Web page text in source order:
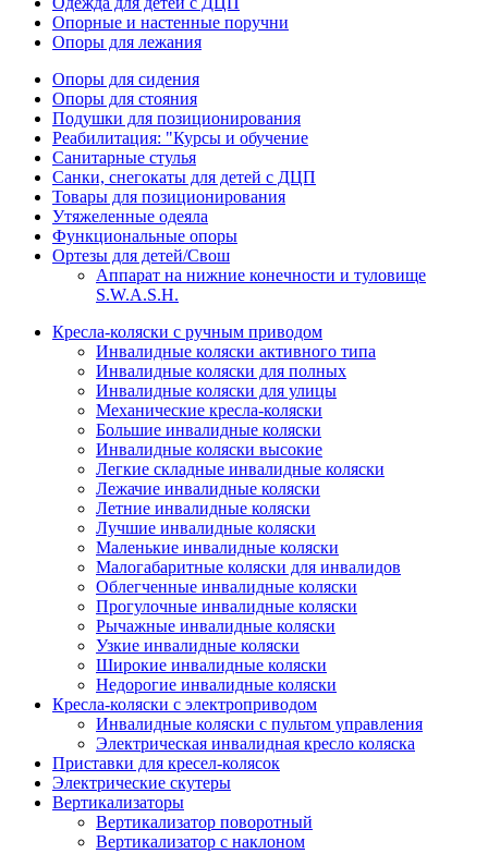
Опорные и настенные поручни
Опоры для лежания
Опоры для сидения
Опоры для стояния
Подушки для позиционирования
Реабилитация: "Курсы и обучение
Санитарные стулья
Санки, снегокаты для детей с ДЦП
Товары для позиционирования
Утяжеленные одеяла
Функциональные опоры
Ортезы для детей/Свош
Аппарат на нижние конечности и туловище
S.W.A.S.H.
Кресла-коляски с ручным приводом
Инвалидные коляски активного типа
Инвалидные коляски для полных
Инвалидные коляски для улицы
Механические кресла-коляски
Большие инвалидные коляски
Инвалидные коляски высокие
Легкие складные инвалидные коляски
Лежачие инвалидные коляски
Летние инвалидные коляски
Лучшие инвалидные коляски
Маленькие инвалидные коляски
Малогабаритные коляски для инвалидов
Облегченные инвалидные коляски
Прогулочные инвалидные коляски
Рычажные инвалидные коляски
Узкие инвалидные коляски
Широкие инвалидные коляски
Недорогие инвалидные коляски
Кресла-коляски с электроприводом
Инвалидные коляски с пультом управления
Электрическая инвалидная кресло коляска
Приставки для кресел-колясок
Электрические скутеры
Вертикализаторы
Вертикализатор поворотный
Вертикализатор с наклоном